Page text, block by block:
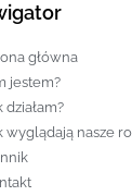
główna
jestem?
działam?
wyglądają nasze